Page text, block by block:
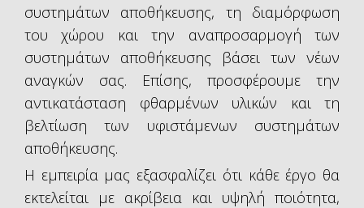
συστημάτων αποθήκευσης, τη διαμόρφωση
του χώρου και την αναπροσαρμογή των
συστημάτων αποθήκευσης βάσει των νέων
αναγκών σας. Επίσης, προσφέρουμε την
αντικατάσταση φθαρμένων υλικών και τη
βελτίωση των υφιστάμενων συστημάτων
αποθήκευσης.
Η εμπειρία μας εξασφαλίζει ότι κάθε έργο θα
εκτελείται με ακρίβεια και υψηλή ποιότητα,